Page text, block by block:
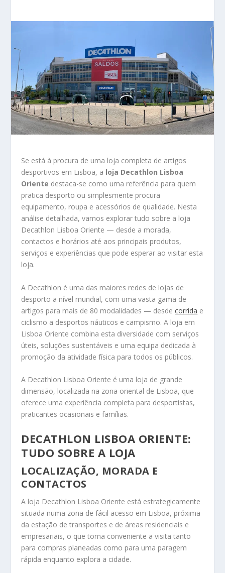
Se está à procura de uma loja completa de artigos
desportivos em Lisboa, a loja Decathlon Lisboa
Oriente destaca-se como uma referência para quem
pratica desporto ou simplesmente procura
equipamento, roupa e acessórios de qualidade. Nesta
análise detalhada, vamos explorar tudo sobre a loja
Decathlon Lisboa Oriente — desde a morada,
contactos e horários até aos principais produtos,
serviços e experiências que pode esperar ao visitar esta
loja.
A Decathlon é uma das maiores redes de lojas de
desporto a nível mundial, com uma vasta gama de
artigos para mais de 80 modalidades — desdecorrida e
ciclismo a desportos náuticos e campismo. A loja em
Lisboa Oriente combina esta diversidade com serviços
úteis, soluções sustentáveis e uma equipa dedicada à
promoção da atividade física para todos os públicos.
A Decathlon Lisboa Oriente é uma loja de grande
dimensão, localizada na zona oriental de Lisboa, que
oferece uma experiência completa para desportistas,
praticantes ocasionais e famílias.
DECATHLON LISBOA ORIENTE:
TUDO SOBRE A LOJA
LOCALIZAÇÃO, MORADA E
CONTACTOS
A loja Decathlon Lisboa Oriente está estrategicamente
situada numa zona de fácil acesso em Lisboa, próxima
da estação de transportes e de áreas residenciais e
empresariais, o que torna conveniente a visita tanto
para compras planeadas como para uma paragem
rápida enquanto explora a cidade.